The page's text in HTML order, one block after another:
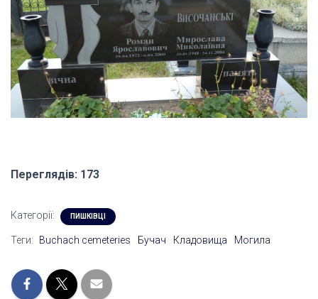
Переглядів: 173
Категорії: ПИШКІВЦІ
Теги: Buchach cemeteries Бучач Кладовища Могила